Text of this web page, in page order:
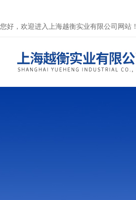
您好，欢迎进入上海越衡实业有限公司网站！